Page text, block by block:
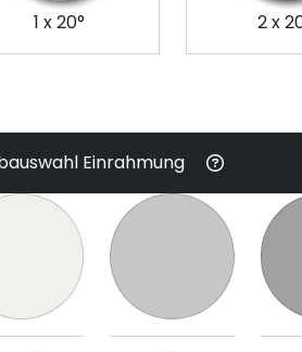
1 x 20° 2 x
Einrahmung